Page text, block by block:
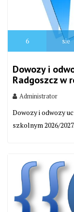
6 sie
Dowozy i
Radgoszcz w
Administrator
Dowozy i odwozy
szkolnym 2026/